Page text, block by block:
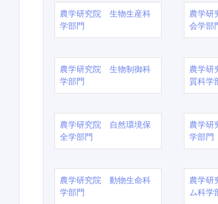
農学研究院 生物生産科
学部門
農学
会学部
農学研究院 生物制御科
学部門
農学
質科学
農学研究院 自然環境保
全学部門
農学
学部門
農学研究院 動物生命科
学部門
農学
ム科学